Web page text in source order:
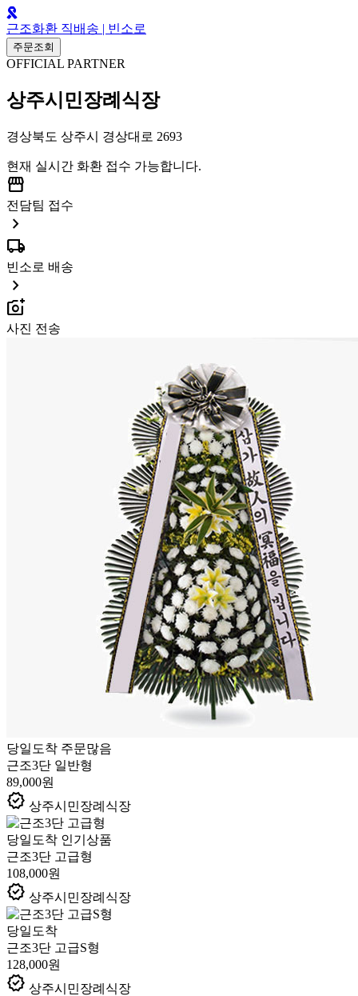
근조화환 직배송 | 빈소로
주문조회
OFFICIAL PARTNER
상주시민장례식장
경상북도 상주시 경상대로 2693
현재 실시간 화환 접수 가능합니다.
storefront
전담팀 접수
chevron_right
local_shipping
빈소로 배송
chevron_right
add_a_photo
사진 전송
당일도착 주문많음
근조3단 일반형
89,000원
verified 상주시민장례식장
당일도착 인기상품
근조3단 고급형
108,000원
verified 상주시민장례식장
당일도착
근조3단 고급S형
128,000원
verified 상주시민장례식장